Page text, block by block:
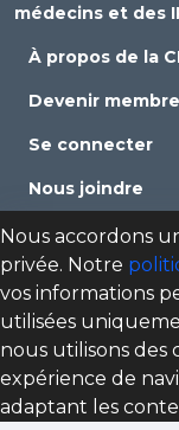
médecins et des
À propos de la
Devenir membre
Se connecter
Nous joindre
Politique de
Direction des
et itinérance
l'Île-de-Montréal
Nous accordons
privée. Notre
vos informations
utilisées
nous utilisons des
expérience de
adaptant les